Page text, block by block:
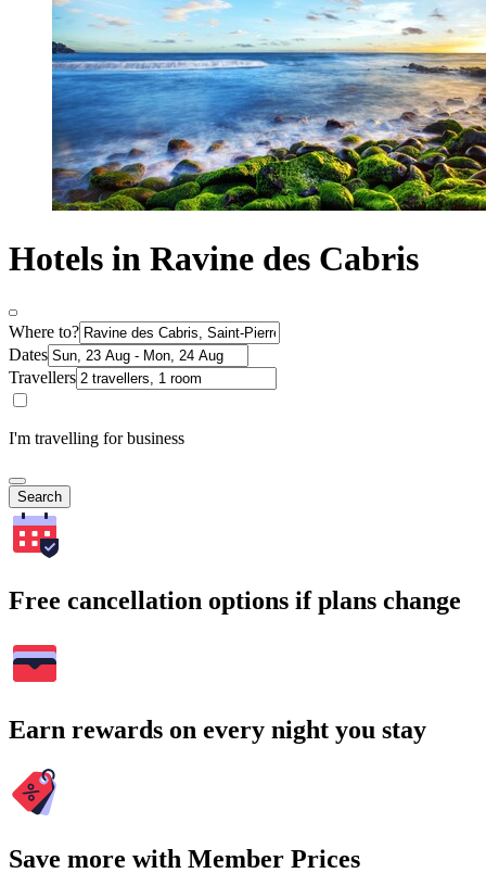
Hotels in Ravine des Cabris
Where to?
Dates
Travellers
I'm travelling for business
Search
Free cancellation options if plans change
Earn rewards on every night you stay
Save more with Member Prices